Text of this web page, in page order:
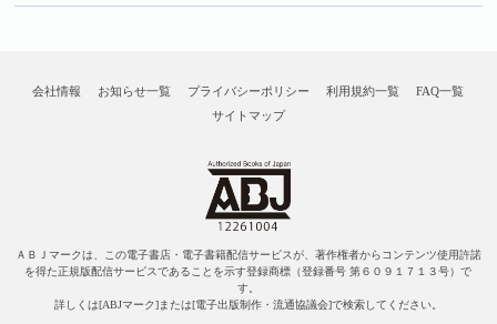
会社情報 お知らせ一覧 プライバシーポリシー 利用規約一覧
FAQ一覧
サイトマップ
ＡＢＪマークは、この電子書店・電子書籍配信サービスが、著作権者からコンテンツ使用許諾
を得た正規版配信サービスであることを示す登録商標（登録番号 第６０９１７１３号）で
す。
詳しくは[ABJマーク]または[電子出版制作・流通協議会]で検索してください。